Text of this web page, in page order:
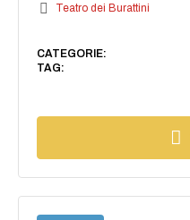
Teatro dei Burattini
CATEGORIE:
TAG: